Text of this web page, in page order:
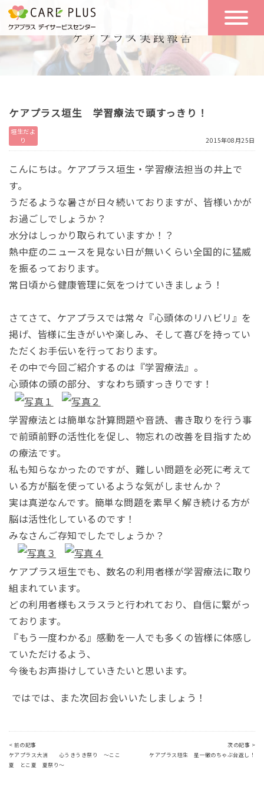
こんな方に
おすすめ
一日の流れ
一日体験
空き状況
リクルート
お問い合わせ
体験希望
ケアプラス垣生 学習療法で頭すっきり！
垣生だよ
り
2015年08月25日
こんにちは。ケアプラス垣生・学習療法担当の井上で
す。
うだるような暑さが日々続いておりますが、皆様いかが
お過ごしでしょうか？
水分はしっかり取られていますか！？
熱中症のニュースを見ない日が無いくらい全国的に猛威
を振るっております。
常日頃から健康管理に気をつけていきましょう！
さてさて、ケアプラスでは常々『心頭体のリハビリ』を
掲げ、皆様に生きがいや楽しみ、そして喜びを持ってい
ただくお手伝いを行っております。
その中で今回ご紹介するのは『学習療法』。
心頭体の頭の部分、すなわち頭すっきりです！
学習療法とは簡単な計算問題や音読、書き取りを行う事
で前頭前野の活性化を促し、物忘れの改善を目指すため
の療法です。
私も知らなかったのですが、難しい問題を必死に考えて
いる方が脳を使っているような気がしませんか？
実は真逆なんです。簡単な問題を素早く解き続ける方が
脳は活性化しているのです！
みなさんご存知でしたでしょうか？
ケアプラス垣生でも、数名の利用者様が学習療法に取り
組まれています。
どの利用者様もスラスラと行われており、自信に繋がっ
ております。
『もう一度わかる』感動を一人でも多くの皆様に体感し
ていただけるよう、
今後もお声掛けしていきたいと思います。
ではでは、また次回お会いいたしましょう！
< 前の記事
ケアプラス大洲 心うきうき祭り ～ここ
夏 とこ夏 夏祭り～
次の記事 >
ケアプラス垣生 星一徹のちゃぶ台返し！